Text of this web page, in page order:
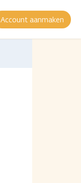
Account aanmaken